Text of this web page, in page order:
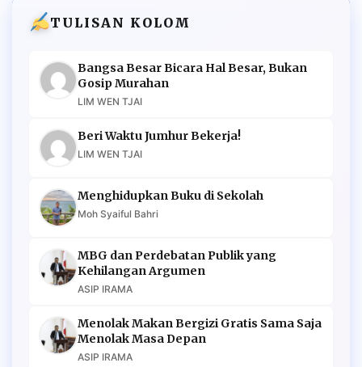
TULISAN KOLOM
Bangsa Besar Bicara Hal Besar, Bukan
Gosip Murahan
LIM WEN TJAI
Beri Waktu Jumhur Bekerja!
LIM WEN TJAI
Menghidupkan Buku di Sekolah
Moh Syaiful Bahri
MBG dan Perdebatan Publik yang
Kehilangan Argumen
ASIP IRAMA
Menolak Makan Bergizi Gratis Sama Saja
Menolak Masa Depan
ASIP IRAMA